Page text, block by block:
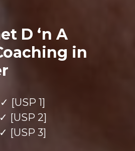
D ‘n A
in
✓ [USP 1]
✓ [USP 2]
✓ [USP 3]